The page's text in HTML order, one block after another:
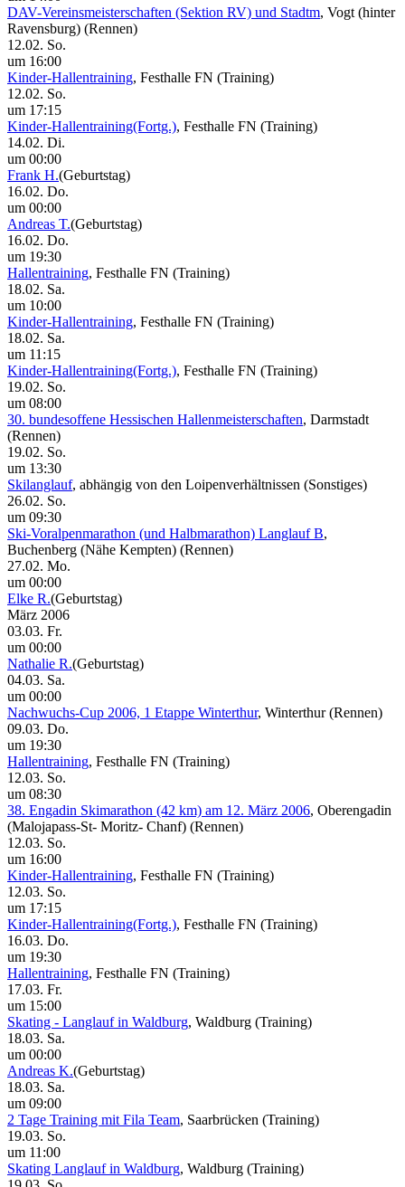
DAV-Vereinsmeisterschaften (Sektion RV) und Stadtm, Vogt (hinter
Ravensburg) (Rennen)
12.02. So.
um 16:00
Kinder-Hallentraining, Festhalle FN (Training)
12.02. So.
um 17:15
Kinder-Hallentraining(Fortg.), Festhalle FN (Training)
14.02. Di.
um 00:00
Frank H.(Geburtstag)
16.02. Do.
um 00:00
Andreas T.(Geburtstag)
16.02. Do.
um 19:30
Hallentraining, Festhalle FN (Training)
18.02. Sa.
um 10:00
Kinder-Hallentraining, Festhalle FN (Training)
18.02. Sa.
um 11:15
Kinder-Hallentraining(Fortg.), Festhalle FN (Training)
19.02. So.
um 08:00
30. bundesoffene Hessischen Hallenmeisterschaften, Darmstadt
(Rennen)
19.02. So.
um 13:30
Skilanglauf, abhängig von den Loipenverhältnissen (Sonstiges)
26.02. So.
um 09:30
Ski-Voralpenmarathon (und Halbmarathon) Langlauf B,
Buchenberg (Nähe Kempten) (Rennen)
27.02. Mo.
um 00:00
Elke R.(Geburtstag)
März 2006
03.03. Fr.
um 00:00
Nathalie R.(Geburtstag)
04.03. Sa.
um 00:00
Nachwuchs-Cup 2006, 1 Etappe Winterthur, Winterthur(Rennen)
09.03. Do.
um 19:30
Hallentraining, Festhalle FN (Training)
12.03. So.
um 08:30
38. Engadin Skimarathon (42 km) am 12. März 2006, Oberengadin
(Malojapass-St- Moritz- Chanf) (Rennen)
12.03. So.
um 16:00
Kinder-Hallentraining, Festhalle FN (Training)
12.03. So.
um 17:15
Kinder-Hallentraining(Fortg.), Festhalle FN (Training)
16.03. Do.
um 19:30
Hallentraining, Festhalle FN (Training)
17.03. Fr.
um 15:00
Skating - Langlauf in Waldburg, Waldburg (Training)
18.03. Sa.
um 00:00
Andreas K.(Geburtstag)
18.03. Sa.
um 09:00
2 Tage Training mit Fila Team, Saarbrücken (Training)
19.03. So.
um 11:00
Skating Langlauf in Waldburg, Waldburg (Training)